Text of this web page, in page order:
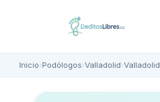
Inicio›Podólogos›Valladolid›Valladolid